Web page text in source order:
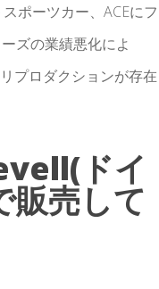
ポーツカー、ACEにフ
ズの業績悪化によ
プロダクションが存在
ドイ
販売して